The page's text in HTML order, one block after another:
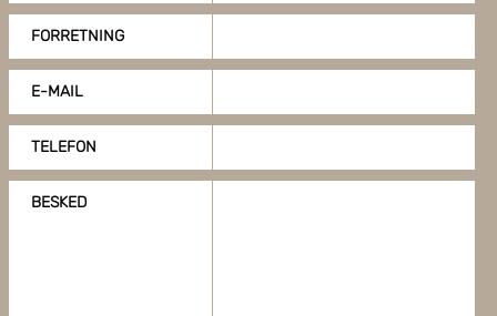
FORRETNING
E-MAIL
TELEFON
BESKED